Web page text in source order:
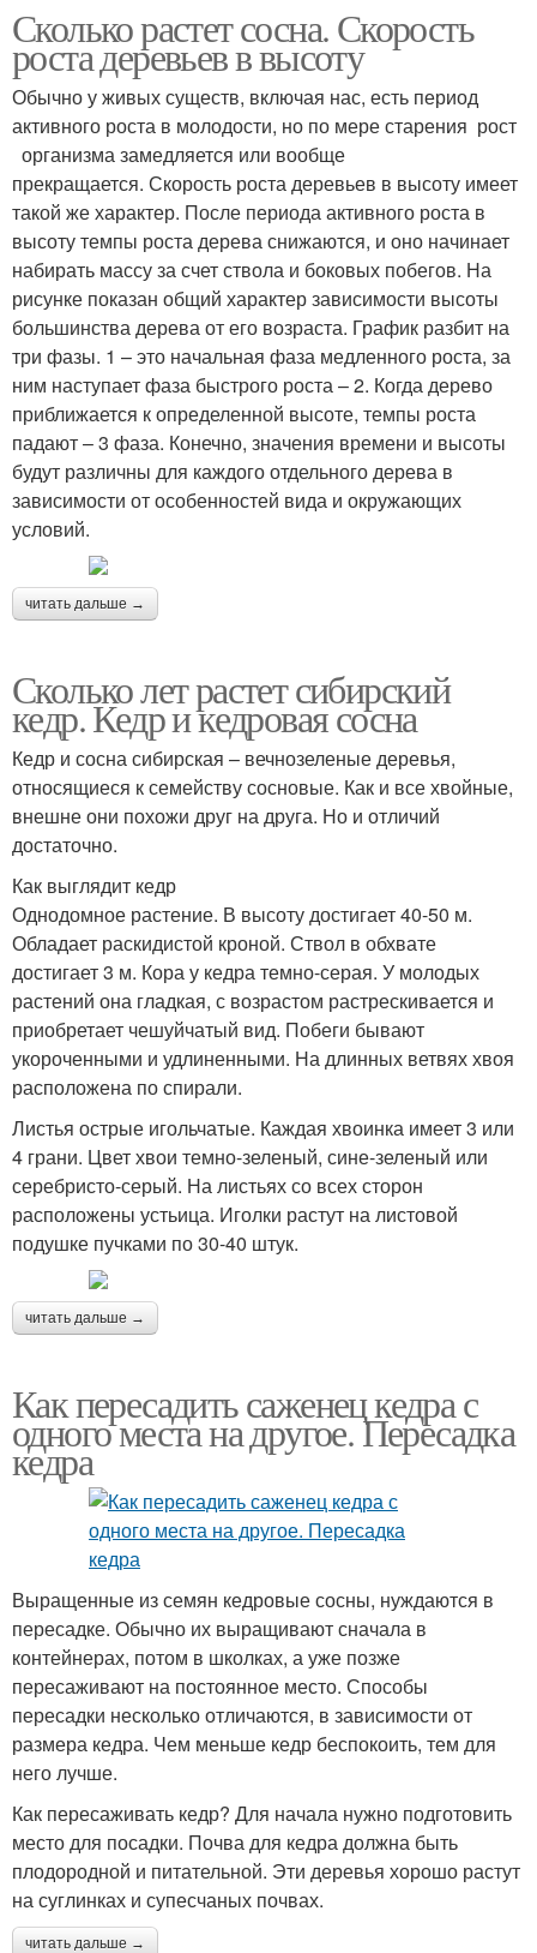
Сколько растет сосна. Скорость
роста деревьев в высоту
Обычно у живых существ, включая нас, есть период
активного роста в молодости, но по мере старения рост
организма замедляется или вообще
прекращается. Скорость роста деревьев в высоту имеет
такой же характер. После периода активного роста в
высоту темпы роста дерева снижаются, и оно начинает
набирать массу за счет ствола и боковых побегов. На
рисунке показан общий характер зависимости высоты
большинства дерева от его возраста. График разбит на
три фазы. 1 – это начальная фаза медленного роста, за
ним наступает фаза быстрого роста – 2. Когда дерево
приближается к определенной высоте, темпы роста
падают – 3 фаза. Конечно, значения времени и высоты
будут различны для каждого отдельного дерева в
зависимости от особенностей вида и окружающих
условий.
читать дальше →
Сколько лет растет сибирский
кедр. Кедр и кедровая сосна
Кедр и сосна сибирская – вечнозеленые деревья,
относящиеся к семейству сосновые. Как и все хвойные,
внешне они похожи друг на друга. Но и отличий
достаточно.
Как выглядит кедр
Однодомное растение. В высоту достигает 40-50 м.
Обладает раскидистой кроной. Ствол в обхвате
достигает 3 м. Кора у кедра темно-серая. У молодых
растений она гладкая, с возрастом растрескивается и
приобретает чешуйчатый вид. Побеги бывают
укороченными и удлиненными. На длинных ветвях хвоя
расположена по спирали.
Листья острые игольчатые. Каждая хвоинка имеет 3 или
4 грани. Цвет хвои темно-зеленый, сине-зеленый или
серебристо-серый. На листьях со всех сторон
расположены устьица. Иголки растут на листовой
подушке пучками по 30-40 штук.
читать дальше →
Как пересадить саженец кедра с
одного места на другое. Пересадка
кедра
Выращенные из семян кедровые сосны, нуждаются в
пересадке. Обычно их выращивают сначала в
контейнерах, потом в школках, а уже позже
пересаживают на постоянное место. Способы
пересадки несколько отличаются, в зависимости от
размера кедра. Чем меньше кедр беспокоить, тем для
него лучше.
Как пересаживать кедр? Для начала нужно подготовить
место для посадки. Почва для кедра должна быть
плодородной и питательной. Эти деревья хорошо растут
на суглинках и супесчаных почвах.
читать дальше →